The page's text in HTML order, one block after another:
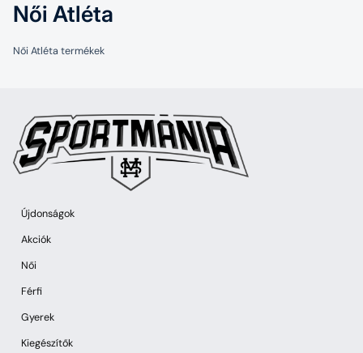
Női Atléta
Női Atléta termékek
Újdonságok
Akciók
Női
Férfi
Gyerek
Kiegészítők